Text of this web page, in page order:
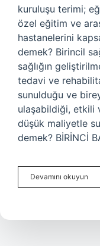
kuruluşu terimi;
özel eğitim ve
hastanelerini
demek? Birincil
sağlığın
tedavi ve
sunulduğu ve
ulaşabildiği, etkili
düşük maliyetle
demek? BİRİNCİ
Devamını okuyun